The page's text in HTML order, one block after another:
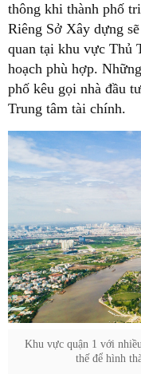
thông khi thành phố
Riêng Sở Xây dựng
quan tại khu vực Thủ
hoạch phù hợp.
phố kêu gọi nhà đầu
Trung tâm tài chính.
Khu vực quận 1 với
thế để hình